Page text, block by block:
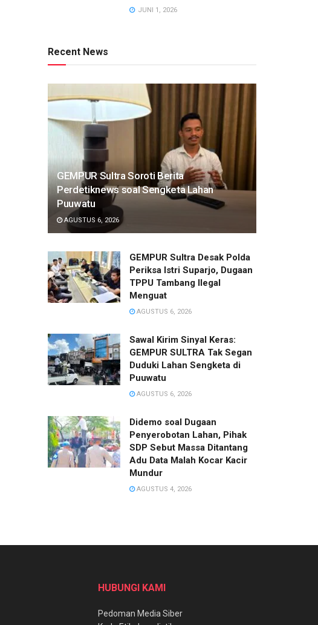
JUNI 1, 2026
Recent News
GEMPUR Sultra Soroti Berita
Perdetiknews soal Sengketa Lahan
Puuwatu
AGUSTUS 6, 2026
GEMPUR Sultra Desak Polda
Periksa Istri Suparjo, Dugaan
TPPU Tambang Ilegal
Menguat
AGUSTUS 6, 2026
Sawal Kirim Sinyal Keras:
GEMPUR SULTRA Tak Segan
Duduki Lahan Sengketa di
Puuwatu
AGUSTUS 6, 2026
Didemo soal Dugaan
Penyerobotan Lahan, Pihak
SDP Sebut Massa Ditantang
Adu Data Malah Kocar Kacir
Mundur
AGUSTUS 4, 2026
HUBUNGI KAMI
Pedoman Media Siber